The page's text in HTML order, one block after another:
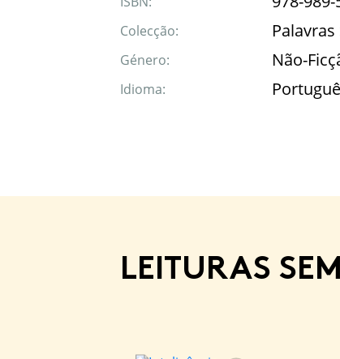
Colecção:
Género: Não-
Idioma:
LEITURAS